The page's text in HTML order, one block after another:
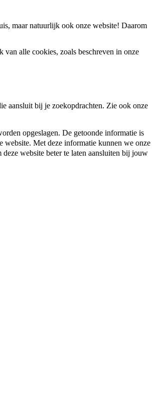
maar natuurlijk ook onze website! Daarom
alle cookies, zoals beschreven in onze
aansluit bij je zoekopdrachten. Zie ook onze
opgeslagen. De getoonde informatie is
website. Met deze informatie kunnen we onze
website beter te laten aansluiten bij jouw